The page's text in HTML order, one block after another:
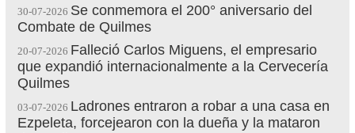
30-07-2026 Se conmemora el 200° aniversario del
Combate de Quilmes
20-07-2026 Falleció Carlos Miguens, el empresario
que expandió internacionalmente a la Cervecería
Quilmes
03-07-2026 Ladrones entraron a robar a una casa en
Ezpeleta, forcejearon con la dueña y la mataron